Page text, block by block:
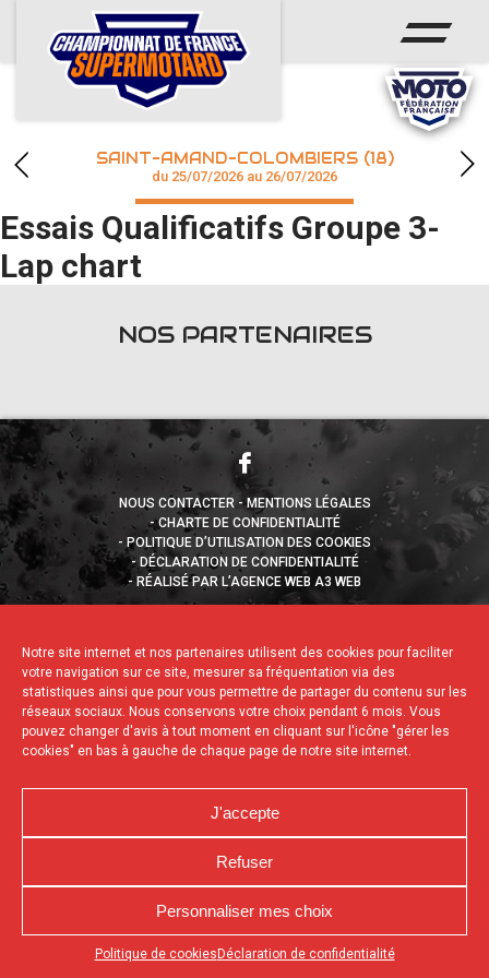
Notre site internet et nos partenaires utilisent des cookies pour faciliter
votre navigation sur ce site, mesurer sa fréquentation via des
statistiques ainsi que pour vous permettre de partager du contenu sur les
réseaux sociaux. Nous conservons votre choix pendant 6 mois. Vous
pouvez changer d'avis à tout moment en cliquant sur l'icône "gérer les
cookies" en bas à gauche de chaque page de notre site internet.
J'accepte
Refuser
Personnaliser mes choix
Politique de cookies Déclaration de confidentialité
Appuyez sur le bouton partager en bas de votre
ACCUEIL
ACTUS
CALENDRIER
CHAMPIONNAT
RÉSULTATS
PHOTOS / WEB TV
SAINT-AMAND-COLOMBIERS (18)
du 25/07/2026 au 26/07/2026
Essais Qualificatifs Groupe 3-
Lap chart
NOS PARTENAIRES
NOUS CONTACTER
MENTIONS LÉGALES
CHARTE DE CONFIDENTIALITÉ
POLITIQUE D’UTILISATION DES COOKIES
DÉCLARATION DE CONFIDENTIALITÉ
RÉALISÉ PAR L’AGENCE WEB A3 WEB